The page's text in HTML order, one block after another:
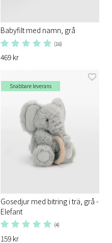
Babyfilt med namn, grå
(16)
469 kr
Snabbare leverans
Gosedjur med bitring i trä, grå -
Elefant
(4)
159 kr